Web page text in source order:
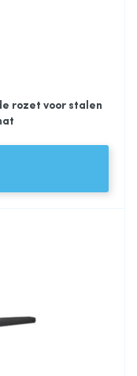
rozet voor stalen